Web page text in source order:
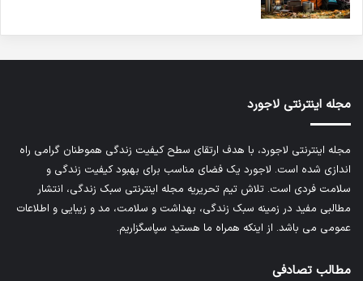
مجله اینترنتی لاجورد
مجله اینترنتی لاجورد، با هدف ارتقای سطح کیفیت زندگی هموطنان گرامی راه
اندازی شده است. لاجورد یک فضای مناسب برای بهبود کیفیت زندگی و
سلامت فردی است. تلاش تیم تحریریه مجله اینترنتی سبک زندگی، انتشار
مطالبی مفید در زمینه سبک زندگی، بهداشت و سلامت، مد و زیبایی و اطلاعات
عمومی می باشد. از اینکه همراه ما هستید سپاسگزاریم.
مطالب تصادفی